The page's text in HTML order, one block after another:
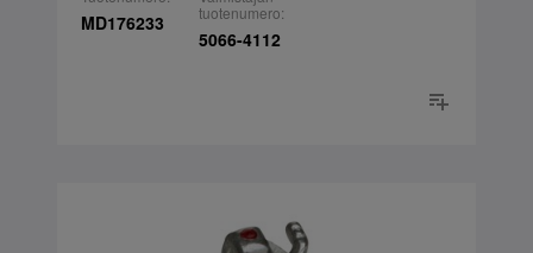
MD176233
tuotenumero:
5066-4112